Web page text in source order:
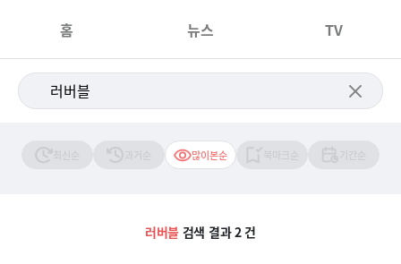
홈 뉴스 TV
많이본순
러버블 검색 결과 2 건